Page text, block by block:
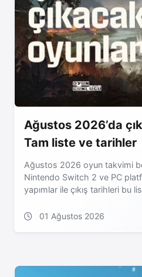
Ağustos 2026’da
Tam liste ve tarihler
Ağustos 2026 oyun takvimi
Nintendo Switch 2 ve PC
yapımlar ile çıkış tarihleri bu
01 Ağustos 2026